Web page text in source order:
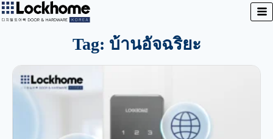
Tag: บ้านอัจฉริยะ